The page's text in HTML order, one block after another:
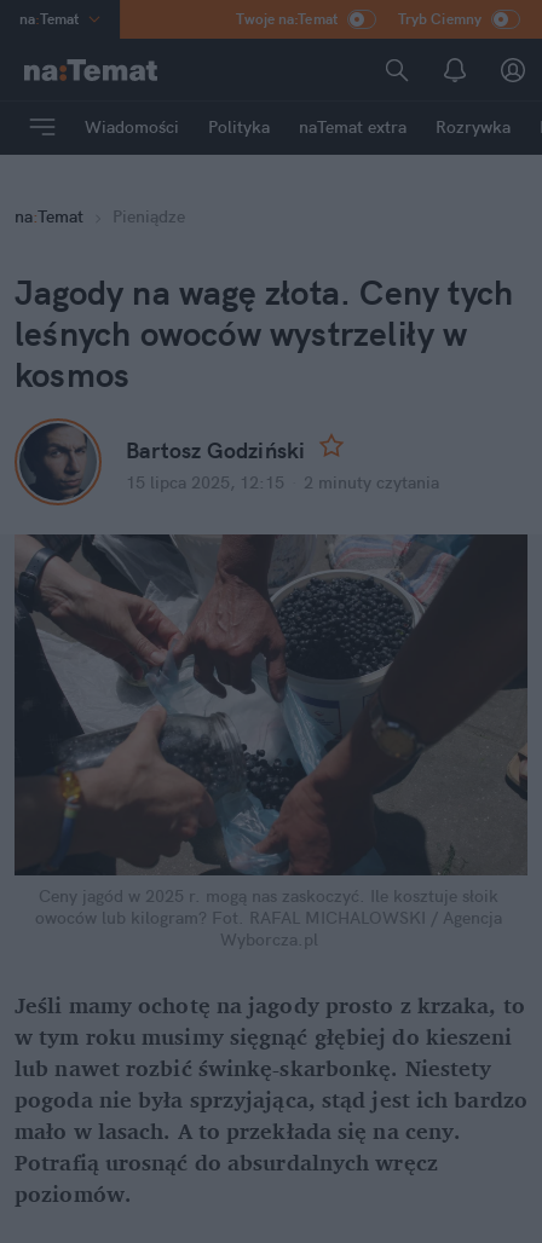
na:Temat
Poland
mama
Rozrywka
Twoje na:Temat Tryb Ciemny
Wiadomości Polityka naTemat extra Rozrywka
na:Temat Pieniądze
Jagody na wagę złota. Ceny tych
leśnych owoców wystrzeliły w
kosmos
Bartosz Godziński
15 lipca 2025, 12:15 2 minuty czytania
Ceny jagód w 2025 r. mogą nas zaskoczyć. Ile kosztuje słoik
owoców lub kilogram? Fot. RAFAL MICHALOWSKI / Agencja
Wyborcza.pl
Jeśli mamy ochotę na jagody prosto z krzaka, to
w tym roku musimy sięgnąć głębiej do kieszeni
lub nawet rozbić świnkę-skarbonkę. Niestety
pogoda nie była sprzyjająca, stąd jest ich bardzo
mało w lasach. A to przekłada się na ceny.
Potrafią urosnąć do absurdalnych wręcz
poziomów.